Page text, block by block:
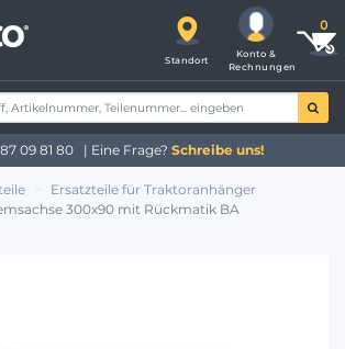
Standort
Konto &
Rechnungen
09 81 80 | Eine Frage? Schreibe uns!
Ersatzteile für Traktoranhänger
300x90 mit Rückmatik BA